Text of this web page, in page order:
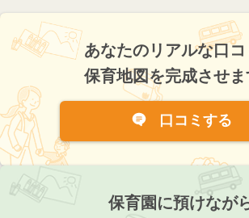
あなたのリアルな口
保育地図を完成させま
口コミする
保育園に預けなが